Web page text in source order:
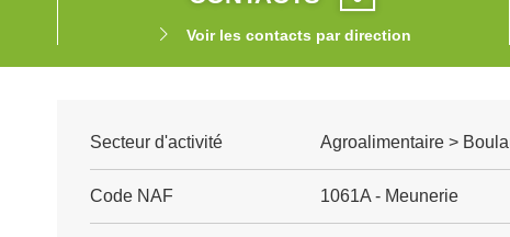
Voir les contacts par direction
Secteur d'activité Agroalimentaire >
Code NAF 1061A - Meunerie